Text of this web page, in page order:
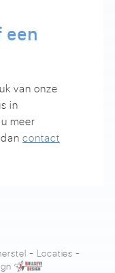
een
van onze
in
meer
dancontact
- Locaties -